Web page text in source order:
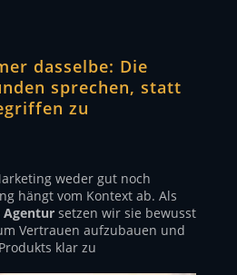
dasselbe: Die
sprechen, statt
zu
weder gut noch
hängt vom Kontext ab. Als
setzen wir sie bewusst
Vertrauen aufzubauen und
klar zu